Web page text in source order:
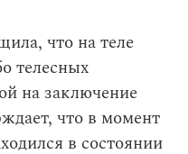
что на теле
телесных
на заключение
что в момент
в состоянии